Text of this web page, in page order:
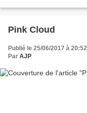
Pink Cloud
Publié le 25/06/2017 à 20:52
Par AJP